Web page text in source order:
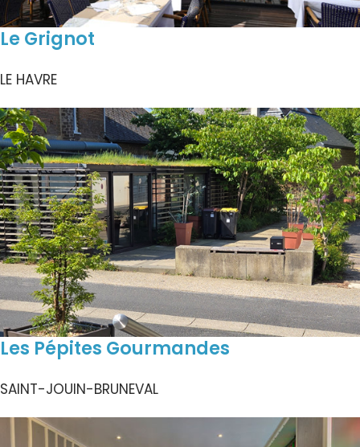
Le Grignot
LE HAVRE
Les Pépites Gourmandes
SAINT-JOUIN-BRUNEVAL